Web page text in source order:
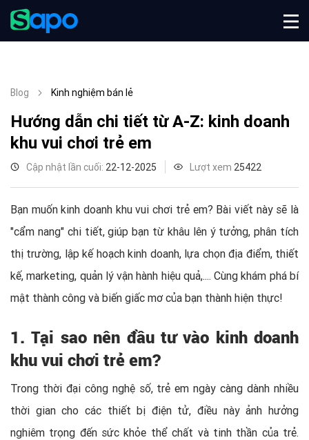
Blog Kinh nghiệm bán lẻ
Hướng dẫn chi tiết từ A-Z: kinh doanh
khu vui chơi trẻ em
Cập nhật lần cuối: 22-12-2025 Lượt xem 25422
Bạn muốn kinh doanh khu vui chơi trẻ em? Bài viết này sẽ là
"cẩm nang" chi tiết, giúp bạn từ khâu lên ý tưởng, phân tích
thị trường, lập kế hoạch kinh doanh, lựa chọn địa điểm, thiết
kế, marketing, quản lý vận hành hiệu quả,.... Cùng khám phá bí
mật thành công và biến giấc mơ của bạn thành hiện thực!
1. Tại sao nên đầu tư vào kinh doanh
khu vui chơi trẻ em?
Trong thời đại công nghệ số, trẻ em ngày càng dành nhiều
thời gian cho các thiết bị điện tử, điều này ảnh hưởng
nghiêm trọng đến sức khỏe thể chất và tinh thần của trẻ.